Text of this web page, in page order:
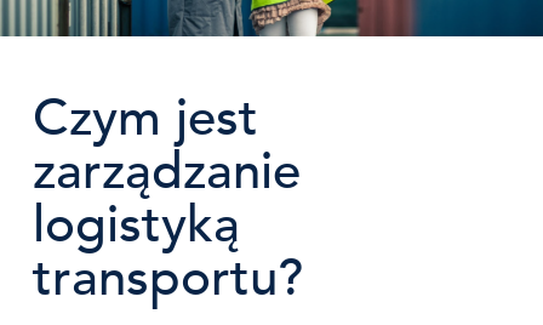
Czym jest
zarządzanie
logistyką
transportu?